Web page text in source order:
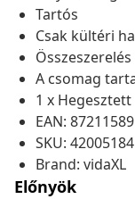
Tartós
Csak kültéri
A csomag
1 x
EAN:
SKU: 42005184
Brand: vidaXL
Előnyök